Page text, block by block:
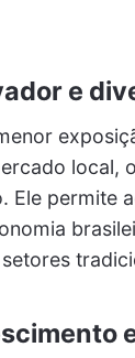
e
local,
Ele permite